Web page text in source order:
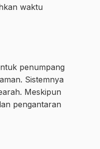
waktu
penumpang
Sistemnya
Meskipun
pengantaran